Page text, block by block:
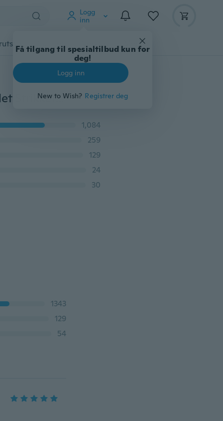
Logg
inn
Få tilgang til spesialtilbud kun for
deg!
Logg inn
New to Wish? Registrer deg
Gadgets Verktøy
Baby gutter Girl Rabbit Bunny Ears Hat Småbarn Heklet Strikket øreklaffhatt Varm hette
1,084
259
129
24
30
1343
129
54